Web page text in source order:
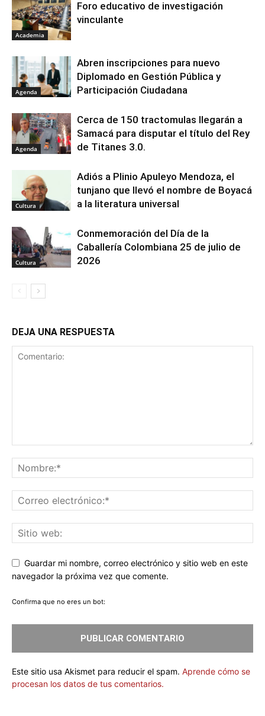
Academia
Foro educativo de investigación
vinculante
Agenda
Abren inscripciones para nuevo
Diplomado en Gestión Pública y
Participación Ciudadana
Agenda
Cerca de 150 tractomulas llegarán a
Samacá para disputar el título del Rey
de Titanes 3.0.
Cultura
Adiós a Plinio Apuleyo Mendoza, el
tunjano que llevó el nombre de Boyacá
a la literatura universal
Cultura
Conmemoración del Día de la
Caballería Colombiana 25 de julio de
2026
DEJA UNA RESPUESTA
Guardar mi nombre, correo electrónico y sitio web en este
navegador la próxima vez que comente.
Confirma que no eres un bot:
Este sitio usa Akismet para reducir el spam. Aprende cómo se
procesan los datos de tus comentarios.